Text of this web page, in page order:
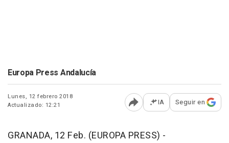
Europa Press Andalucía
Lunes, 12 febrero 2018
Actualizado: 12:21
Abrir opciones para
IA Seguir en
GRANADA, 12 Feb. (EUROPA PRESS) -